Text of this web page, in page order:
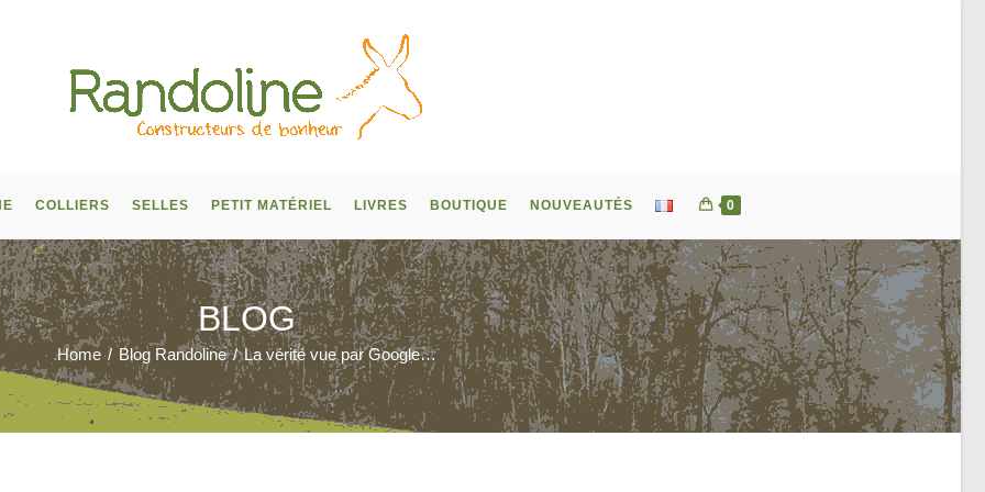
COLLIERS SELLES PETIT MATÉRIEL LIVRES BOUTIQUE NOUVEAUTÉS 0
BLOG
Home / Blog Randoline / La vérité vue par Google…